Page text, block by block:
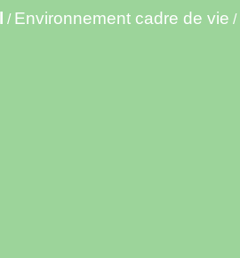
/ Environnement cadre de vie /